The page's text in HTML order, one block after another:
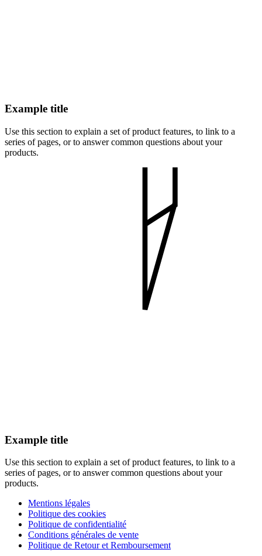
Example title
Use this section to explain a set of product features, to link to a
series of pages, or to answer common questions about your
products.
Example title
Use this section to explain a set of product features, to link to a
series of pages, or to answer common questions about your
products.
Mentions légales
Politique des cookies
Politique de confidentialité
Conditions générales de vente
Politique de Retour et Remboursement